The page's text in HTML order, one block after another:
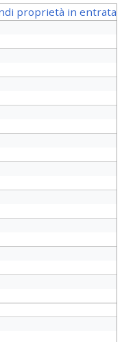
proprietà in entrata